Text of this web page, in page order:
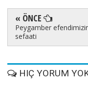
« ÖNCE
Peygamber
sefaati
HIÇ YORUM